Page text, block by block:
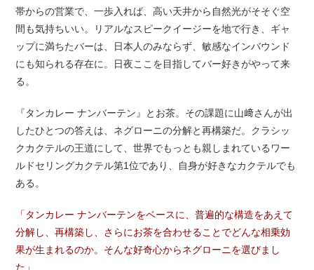
帯からの営業で、一歩入れば、高い天井から自然光がそそぐ空
間も気持ちいい。リアルなスピークイージーを地で行き、ギャ
ップに満ちたバーは、日本人のみならず、敏感なインバウンド
にも知られる存在に。日夜ここを目指してバー好きがやって来
る。
『タンカレー ナンバーテン』とお茶。その課題に山﨑さんが出
したひとつの答えは、ネグローニの分解と再構築だ。クラシッ
クカクテルの王道にして、世界でもっとも親しまれているワー
ルドセリングカクテル第1位であり、自身が好きなカクテルでも
ある。
「タンカレー ナンバーテンをベースに、普遍的な構造をあえて
分解し、再構築し、さらにお茶を合わせることでどんな相乗効
果が生まれるのか。そんな好奇心からネグローニを選びまし
た」